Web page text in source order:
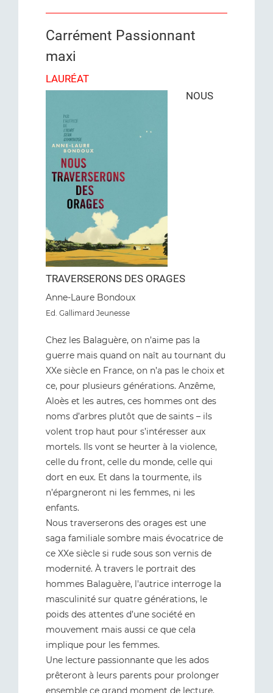
Carrément Passionnant
maxi
LAURÉAT
NOUS
TRAVERSERONS DES ORAGES
Anne-Laure Bondoux
Ed. Gallimard Jeunesse
Chez les Balaguère, on n’aime pas la
guerre mais quand on naît au tournant du
XXe siècle en France, on n’a pas le choix et
ce, pour plusieurs générations. Anzême,
Aloès et les autres, ces hommes ont des
noms d’arbres plutôt que de saints – ils
volent trop haut pour s’intéresser aux
mortels. Ils vont se heurter à la violence,
celle du front, celle du monde, celle qui
dort en eux. Et dans la tourmente, ils
n’épargneront ni les femmes, ni les
enfants.
Nous traverserons des orages est une
saga familiale sombre mais évocatrice de
ce XXe siècle si rude sous son vernis de
modernité. À travers le portrait des
hommes Balaguère, l'autrice interroge la
masculinité sur quatre générations, le
poids des attentes d’une société en
mouvement mais aussi ce que cela
implique pour les femmes.
Une lecture passionnante que les ados
prêteront à leurs parents pour prolonger
ensemble ce grand moment de lecture.